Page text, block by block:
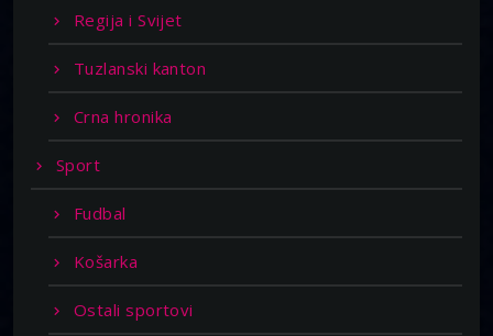
Regija i Svijet
Tuzlanski kanton
Crna hronika
Sport
Fudbal
Košarka
Ostali sportovi